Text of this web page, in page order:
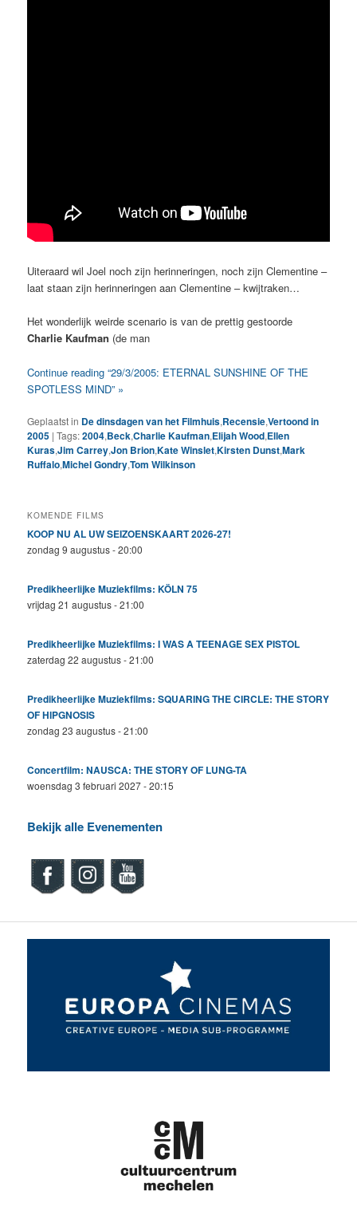
Uiteraard wil Joel noch zijn herinneringen, noch zijn Clementine –
laat staan zijn herinneringen aan Clementine – kwijtraken…
Het wonderlijk weirde scenario is van de prettig gestoorde
Charlie Kaufman (de man
Continue reading “29/3/2005: ETERNAL SUNSHINE OF THE
SPOTLESS MIND” »
Geplaatst in De dinsdagen van het Filmhuis,Recensie,Vertoond in
2005 |Tags:2004,Beck,Charlie Kaufman,Elijah Wood,Ellen
Kuras,Jim Carrey,Jon Brion,Kate Winslet,Kirsten Dunst,Mark
Ruffalo,Michel Gondry,Tom Wilkinson
KOMENDE FILMS
KOOP NU AL UW SEIZOENSKAART 2026-27!
zondag 9 augustus - 20:00
Predikheerlijke Muziekfilms: KÖLN 75
vrijdag 21 augustus - 21:00
Predikheerlijke Muziekfilms: I WAS A TEENAGE SEX PISTOL
zaterdag 22 augustus - 21:00
Predikheerlijke Muziekfilms: SQUARING THE CIRCLE: THE STORY
OF HIPGNOSIS
zondag 23 augustus - 21:00
Concertfilm: NAUSCA: THE STORY OF LUNG-TA
woensdag 3 februari 2027 - 20:15
Bekijk alle Evenementen